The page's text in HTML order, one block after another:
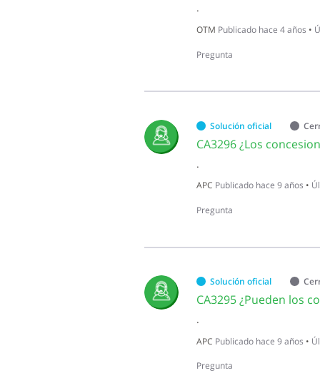
.
OTM Publicado hace 4 años •
Pregunta
Solución oficial
.
APC Publicado hace 9 años •
Pregunta
Solución oficial
.
APC Publicado hace 9 años •
Pregunta